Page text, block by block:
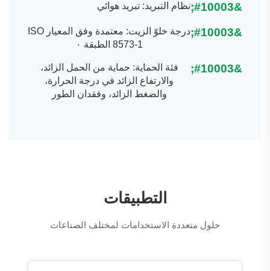
نظام التبريد: تبريد هوائي
درجة خلوّ الزيت: معتمدة وفق المعيار ISO
8573-1 الطبقة ٠
فئة الحماية: حماية من الحمل الزائد،
والارتفاع الزائد في درجة الحرارة،
والضغط الزائد، وفقدان الطور
التطبيقات
حلول متعددة الاستخدامات لمختلف الصناعات